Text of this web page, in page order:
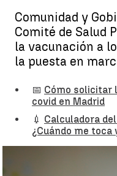
Comunidad y
Comité de Salud
la vacunación a
la puesta en
📅 Cómo solicitar
covid en Madrid
💉 Calculadora
¿Cuándo me toca
Gobierno y comunidades
y el funcionamiento